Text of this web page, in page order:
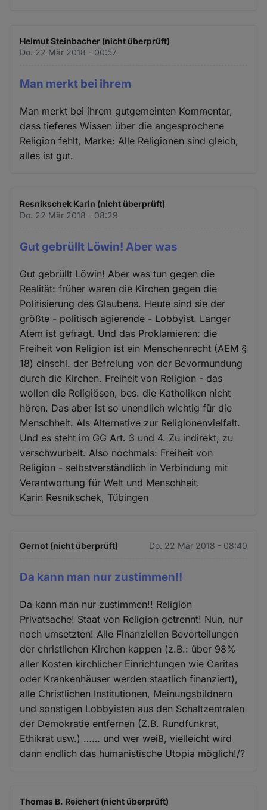
Helmut Steinbacher (nicht überprüft)
Do. 22 Mär 2018 - 00:57
Man merkt bei ihrem
Man merkt bei ihrem gutgemeinten Kommentar,
dass tieferes Wissen über die angesprochene
Religion fehlt, Marke: Alle Religionen sind gleich,
alles ist gut.
Resnikschek Karin (nicht überprüft)
Do. 22 Mär 2018 - 08:29
Gut gebrüllt Löwin! Aber was
Gut gebrüllt Löwin! Aber was tun gegen die
Realität: früher waren die Kirchen gegen die
Politisierung des Glaubens. Heute sind sie der
größte - politisch agierende - Lobbyist. Langer
Atem ist gefragt. Und das Proklamieren: die
Freiheit von Religion ist ein Menschenrecht (AEM §
18) einschl. der Befreiung von der Bevormundung
durch die Kirchen. Freiheit von Religion - das
wollen die Religiösen, bes. die Katholiken nicht
hören. Das aber ist so unendlich wichtig für die
Menschheit. Als Alternative zur Religionenvielfalt.
Und es steht im GG Art. 3 und 4. Zu indirekt, zu
verschwurbelt. Also nochmals: Freiheit von
Religion - selbstverständlich in Verbindung mit
Verantwortung für Welt und Menschheit.
Karin Resnikschek, Tübingen
Gernot (nicht überprüft) Do. 22 Mär 2018 - 08:40
Da kann man nur zustimmen!!
Da kann man nur zustimmen!! Religion
Privatsache! Staat von Religion getrennt! Nun, nur
noch umsetzten! Alle Finanziellen Bevorteilungen
der christlichen Kirchen kappen (z.B.: über 98%
aller Kosten kirchlicher Einrichtungen wie Caritas
oder Krankenhäuser werden staatlich finanziert),
alle Christlichen Institutionen, Meinungsbildnern
und sonstigen Lobbyisten aus den Schaltzentralen
der Demokratie entfernen (Z.B. Rundfunkrat,
Ethikrat usw.) …… und wer weiß, vielleicht wird
dann endlich das humanistische Utopia möglich!/?
Thomas B. Reichert (nicht überprüft)